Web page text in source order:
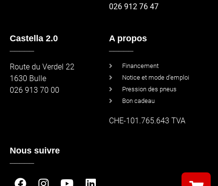
026 912 76 47
Castella 2.0
Route du Verdel 22
1630 Bulle
026 913 70 00
A propos
Financement
Notice et mode d'emploi
Pression des pneus
Bon cadeau
CHE-101.765.643 TVA
Nous suivre